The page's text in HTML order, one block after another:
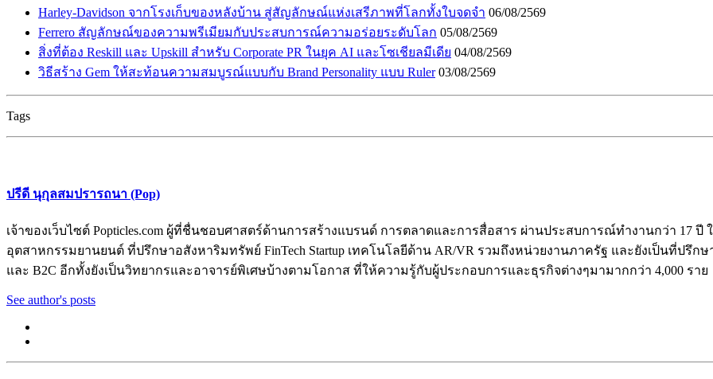
Harley-Davidson จากโรงเก็บของหลังบ้าน สู่สัญลักษณ์แห่งเสรีภาพที่โลกทั้งใบจดจำ 06/08/2569
Ferrero สัญลักษณ์ของความพรีเมียมกับประสบการณ์ความอร่อยระดับโลก 05/08/2569
สิ่งที่ต้อง Reskill และ Upskill สำหรับ Corporate PR ในยุค AI และโซเชียลมีเดีย 04/08/2569
วิธีสร้าง Gem ให้สะท้อนความสมบูรณ์แบบกับ Brand Personality แบบ Ruler 03/08/2569
Tags
ปรีดี นุกุลสมปรารถนา (Pop)
เจ้าของเว็บไซต์ Popticles.com ผู้ที่ชื่นชอบศาสตร์ด้านการสร้างแบรนด์ การตลาดและการสื่อสาร ผ่านประสบการณ์ทำงานกว่า 17
อุตสาหกรรมยานยนต์ ที่ปรึกษาอสังหาริมทรัพย์ FinTech Startup เทคโนโลยีด้าน AR/VR รวมถึงหน่วยงานภาครัฐ และยังเป็นที่ปรึก
และ B2C อีกทั้งยังเป็นวิทยากรและอาจารย์พิเศษบ้างตามโอกาส ที่ให้ความรู้กับผู้ประกอบการและธุรกิจต่างๆมามากกว่า 4,000 ราย
See author's posts